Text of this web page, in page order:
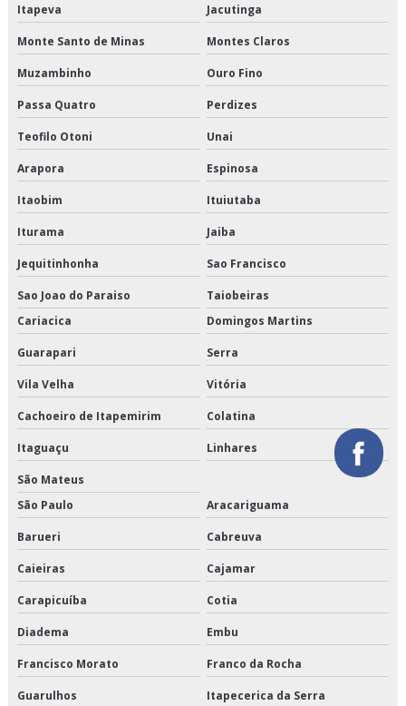
Orçamento de entrega de congelados
Orçamento de entrega de perecíveis
Orçamento de entrega de refrigerados
Orçamento de entregas fracionadas
Orçamento de logística de alimentos
Orçamento de logística de alimentos congelados
Orçamento de serviço de entrega de perecíveis
Orçamento de transporte de alimentos perecíveis
Orçamento de transporte de climatizados
Orçamento de transporte de congelados
Orçamento de transporte de refrigerados
Orçamento de transporte dedicado de alimentos
Orçamento de transporte produtos congelados
Orçamento de transporte produtos refrigerados
Serviço de armazenagem de produtos perecíveis
Serviço de armazenagem para alimentos climatizados
Itapeva Jacutinga
Monte Santo de Minas Montes Claros
Muzambinho Ouro Fino
Passa Quatro Perdizes
Teofilo Otoni Unai
Arapora Espinosa
Itaobim Ituiutaba
Iturama Jaiba
Jequitinhonha Sao Francisco
Sao Joao do Paraiso
Taiobeiras
Cariacica
Domingos Martins
Guarapari Serra
Vila Velha Vitória
Cachoeiro de Itapemirim Colatina
Itaguaçu Linhares
São Mateus
São Paulo
Aracariguama
Barueri Cabreuva
Caieiras Cajamar
Carapicuíba Cotia
Diadema Embu
Francisco Morato Franco da Rocha
Guarulhos Itapecerica da Serra